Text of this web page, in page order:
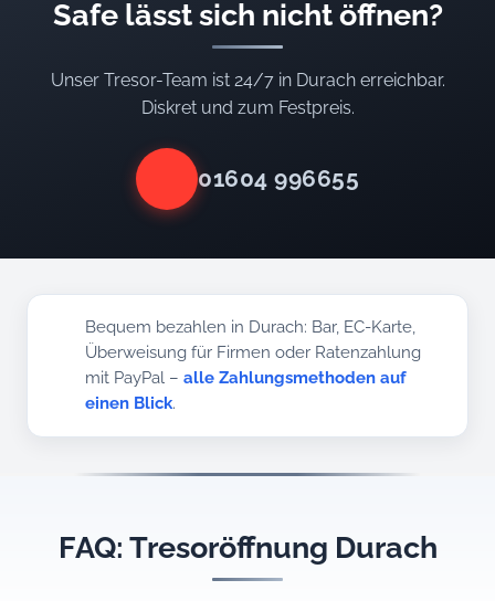
Safe lässt sich nicht öffnen?
Unser Tresor-Team ist 24/7 in Durach erreichbar.
Diskret und zum Festpreis.
01604 996655
Bequem bezahlen in Durach: Bar, EC-Karte,
Überweisung für Firmen oder Ratenzahlung
mit PayPal –alle Zahlungsmethoden auf
einen Blick.
FAQ: Tresoröffnung Durach